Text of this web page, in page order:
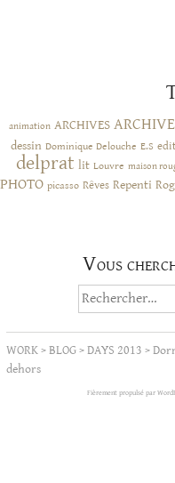
animation ARCHIVES
dessin Dominique Delouche E.S
delprat lit Louvre maison
PHOTO picasso Rêves Repenti
Vous
Rechercher :
WORK>BLOG>DAYS 2013 >
dehors
Fièrement propulsé par